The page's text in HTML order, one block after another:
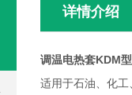
详情介绍
调温电热套KDM
适用于石油、化